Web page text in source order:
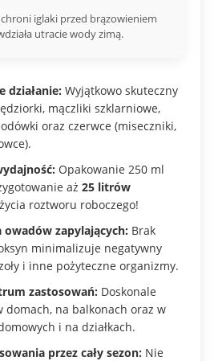
iglaki przed brązowieniem
utracie wody zimą.
działanie: Wyjątkowo skuteczny
mączliki szklarniowe,
oraz czerwce (miseczniki,
Opakowanie 250 ml
aż 25 litrów
roztworu roboczego!
owadów zapylających: Brak
minimalizuje negatywny
i inne pożyteczne organizmy.
zastosowań: Doskonale
domach, na balkonach oraz w
i na działkach.
przez cały sezon: Nie